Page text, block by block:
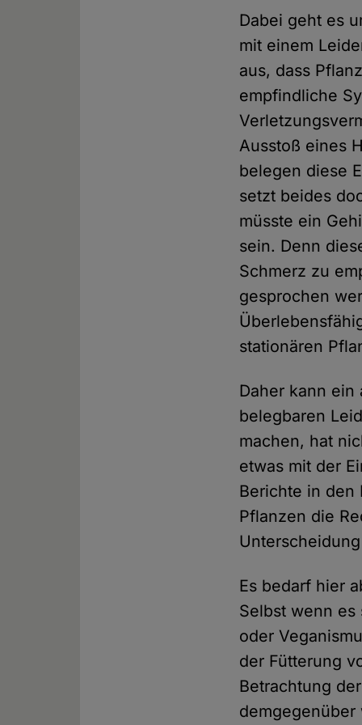
Dabei geht es
mit einem
aus, dass
empfindliche
Ausstoß eines
belegen diese
setzt beides
müsste ein
sein. Denn
Schmerz zu
gesprochen
stationären
Daher kann
belegbaren
machen, hat
etwas mit der
Berichte in den
Pflanzen die
Es bedarf hier
Selbst wenn
oder
der Fütterung
Betrachtung